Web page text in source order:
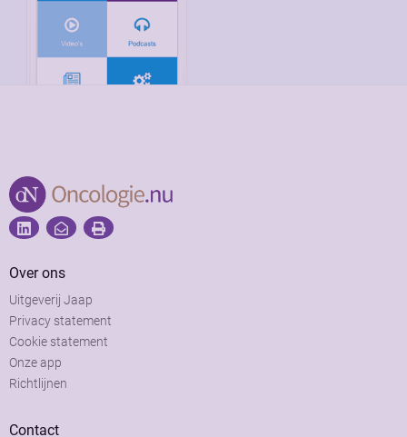
Over ons
Uitgeverij Jaap
Privacy statement
Cookie statement
Onze app
Richtlijnen
Contact